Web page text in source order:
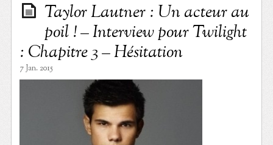
Taylor Lautner : Un acteur au
poil ! – Interview pour Twilight
: Chapitre 3 – Hésitation
7 Jan. 2015